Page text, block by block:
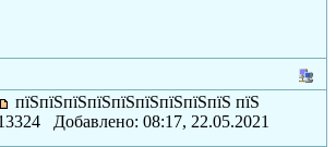
пїЅпїЅпїЅпїЅпїЅпїЅпїЅпїЅпїЅ пїЅ
Добавлено: 08:17, 22.05.2021